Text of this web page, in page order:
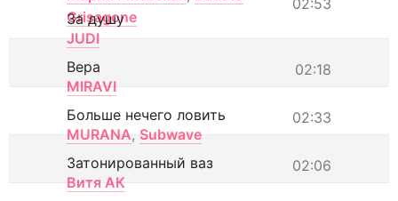
Grisagone
02:53
За душу
JUDI
02:18
Вера
MIRAVI
02:33
Больше нечего ловить
MURANA, Subwave
02:06
Затонированный ваз
Витя АК